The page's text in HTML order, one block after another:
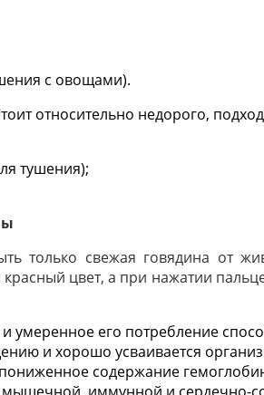
с овощами).
относительно недорого,
тушения);
только свежая говядина от
цвет, а при нажатии
умеренное его потребление
и хорошо усваивается
содержание